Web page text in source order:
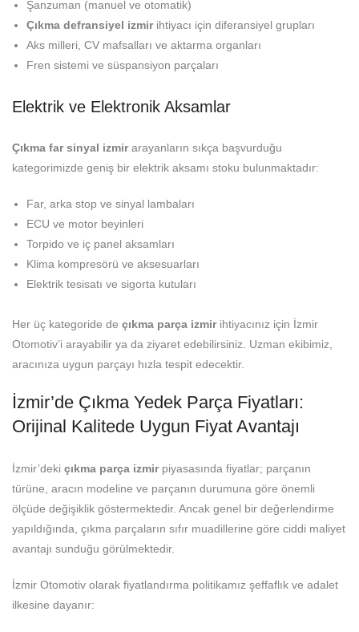
Şanzuman (manuel ve otomatik)
Çıkma defransiyel izmirihtiyacı için diferansiyel grupları
Aks milleri, CV mafsalları ve aktarma organları
Fren sistemi ve süspansiyon parçaları
Elektrik ve Elektronik Aksamlar
Çıkma far sinyal izmirarayanların sıkça başvurduğu
kategorimizde geniş bir elektrik aksamı stoku bulunmaktadır:
Far, arka stop ve sinyal lambaları
ECU ve motor beyinleri
Torpido ve iç panel aksamları
Klima kompresörü ve aksesuarları
Elektrik tesisatı ve sigorta kutuları
Her üç kategoride de çıkma parça izmirihtiyacınız için İzmir
Otomotiv’i arayabilir ya da ziyaret edebilirsiniz. Uzman ekibimiz,
aracınıza uygun parçayı hızla tespit edecektir.
İzmir’de Çıkma Yedek Parça Fiyatları:
Orijinal Kalitede Uygun Fiyat Avantajı
İzmir’deki çıkma parça izmirpiyasasında fiyatlar; parçanın
türüne, aracın modeline ve parçanın durumuna göre önemli
ölçüde değişiklik göstermektedir. Ancak genel bir değerlendirme
yapıldığında, çıkma parçaların sıfır muadillerine göre ciddi maliyet
avantajı sunduğu görülmektedir.
İzmir Otomotiv olarak fiyatlandırma politikamız şeffaflık ve adalet
ilkesine dayanır: